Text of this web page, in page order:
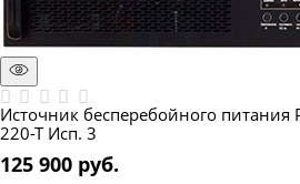
Источник бесперебойного питания
220-Т Исп. 3
125 900 руб.